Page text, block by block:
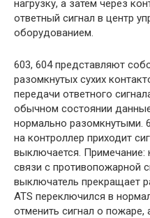
нагрузку, а затем через
ответный сигнал в центр
оборудованием.
603, 604 представляют
разомкнутых сухих
передачи ответного
обычном состоянии
нормально разомкнутыми.
на контроллер приходит
выключается. Примечание:
связи с противопожарной
выключатель прекращает
ATS переключился в
отменить сигнал о